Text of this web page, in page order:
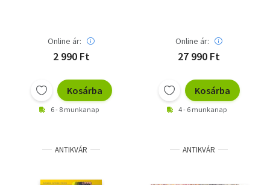
Online ár:
2 990 Ft
Kosárba
6 - 8 munkanap
Online ár:
27 990 Ft
Kosárba
4 - 6 munkanap
ANTIKVÁR ANTIKVÁR